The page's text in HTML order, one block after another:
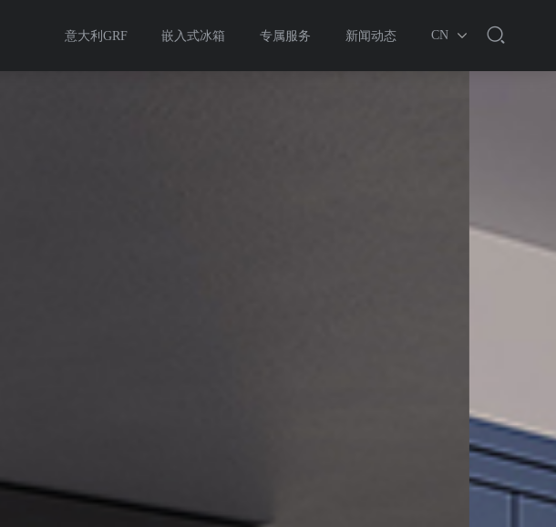
CN
意大利GRF 嵌入式冰箱 专属服务 新闻动态